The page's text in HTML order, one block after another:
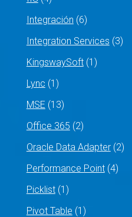
Integración (6)
Integration Services (3)
KingswaySoft(1)
Lync (1)
MSE (13)
Office 365 (2)
Oracle Data Adapter(2)
Performance Point(4)
Picklist(1)
Pivot Table (1)